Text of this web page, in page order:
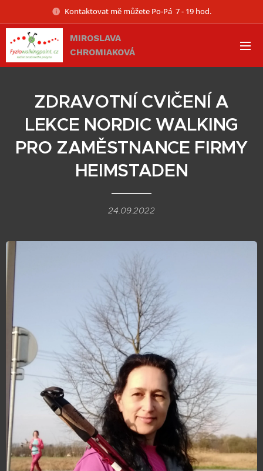
Kontaktovat mě můžete Po-Pá 7 - 19 hod.
MIROSLAVA
CHROMIAKOVÁ
ZDRAVOTNÍ CVIČENÍ A
LEKCE NORDIC WALKING
PRO ZAMĚSTNANCE FIRMY
HEIMSTADEN
24.09.2022